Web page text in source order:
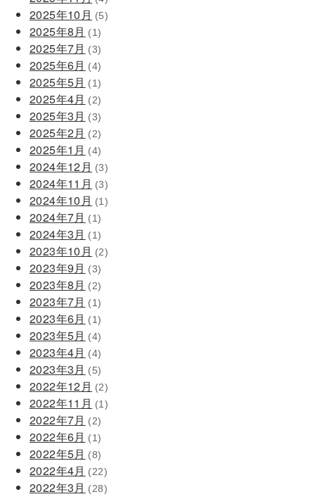
2025年10月 (5)
2025年8月 (1)
2025年7月 (3)
2025年6月 (4)
2025年5月 (1)
2025年4月 (2)
2025年3月 (3)
2025年2月 (2)
2025年1月 (4)
2024年12月 (3)
2024年11月 (3)
2024年10月 (1)
2024年7月 (1)
2024年3月 (1)
2023年10月 (2)
2023年9月 (3)
2023年8月 (2)
2023年7月 (1)
2023年6月 (1)
2023年5月 (4)
2023年4月 (4)
2023年3月 (5)
2022年12月 (2)
2022年11月 (1)
2022年7月 (2)
2022年6月 (1)
2022年5月 (8)
2022年4月 (22)
2022年3月 (28)